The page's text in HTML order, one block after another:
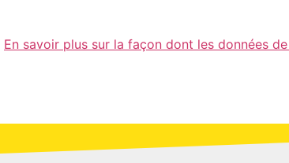
En savoir plus sur la façon dont les données